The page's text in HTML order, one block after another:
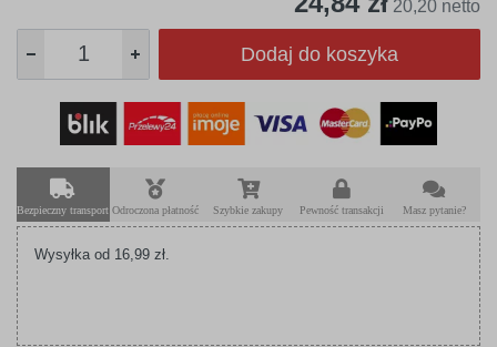
20,20 netto
Dodaj do koszyka
Bezpieczny transport Odroczona płatność Szybkie zakupy Pewność transakcji Masz pytanie?
Wysyłka od 16,99 zł.